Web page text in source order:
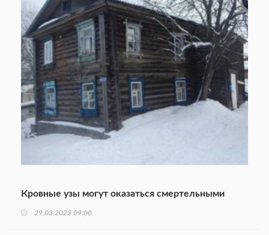
Кровные узы могут оказаться смертельными
29.03.2023 09:00